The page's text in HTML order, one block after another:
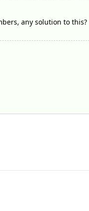
any solution to this?